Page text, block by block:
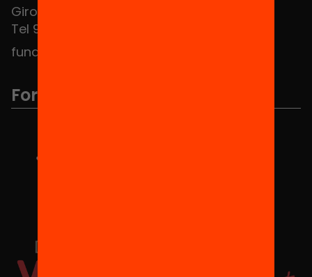
Girona 34, interior 08010 Barcelona
Tel 934 588 700
fundacio@equitat.org
Formem part de...